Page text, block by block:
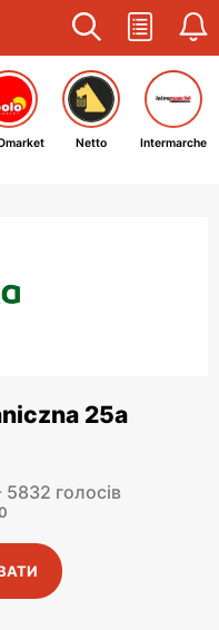
Netto Intermarche
25a
голосів